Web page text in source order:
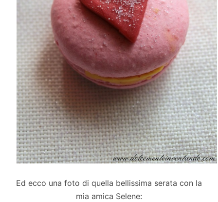
Ed ecco una foto di quella bellissima serata con la
mia amica Selene: